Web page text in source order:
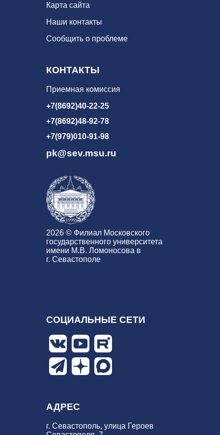
Карта сайта
Наши контакты
Сообщить о проблеме
КОНТАКТЫ
Приемная комиссия
+7(8692)40-22-25
+7(8692)48-92-78
+7(979)010-91-98
pk@sev.msu.ru
2026 © Филиал Московского
государственного университета
имени М.В. Ломоносова в
г. Севастополе
СОЦИАЛЬНЫЕ СЕТИ
АДРЕС
г. Севастополь, улица Героев